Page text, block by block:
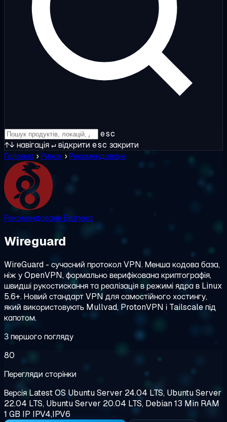
esc
↑↓ навігація↵відкрити esc закрити
Головна ›Ринок ›Рекомендоване
РекомендованеБезпека
Wireguard
WireGuard - сучасний протокол VPN. Менша кодова база,
ніж у OpenVPN, формально верифікована криптографія,
швидші рукостискання та реалізація в режимі ядра в Linux
5.6+. Новий стандарт VPN для самостійного хостингу,
який використовують Mullvad, ProtonVPN і Tailscale під
капотом.
З першого погляду
80
Перегляди сторінки
Версія LatestOS Ubuntu Server 24.04 LTS, Ubuntu Server
22.04 LTS, Ubuntu Server 20.04 LTS, Debian 13 Min RAM
1 GB IP IPV4,IPV6